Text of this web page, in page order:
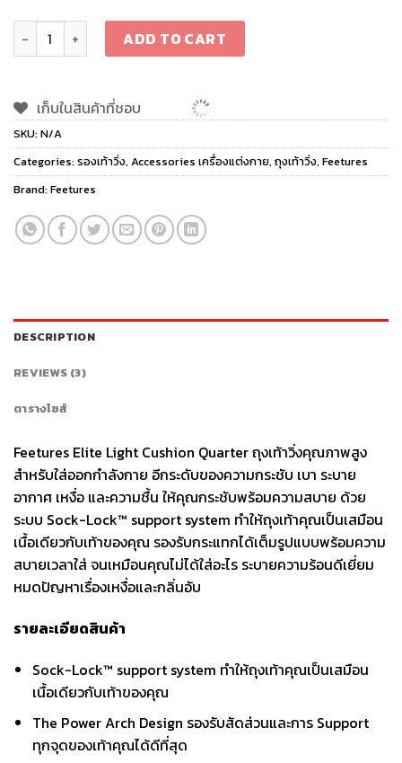
Feetures Elite Light Cushion Quarter quantity
ADD TO CART
เก็บในสินค้าที่ชอบ
SKU:N/A
Categories:รองเท้าวิ่ง, Accessories เครื่องแต่งกาย, ถุงเท้าวิ่ง, Feetures
Brand:Feetures
DESCRIPTION
REVIEWS (3)
ตารางไซส์
Feetures Elite Light Cushion Quarter ถุงเท้าวิ่งคุณภาพสูง
สำหรับใส่ออกกำลังกาย อีกระดับของความกระชับ เบา ระบาย
อากาศ เหงื่อ และความชื้น ให้คุณกระชับพร้อมความสบาย ด้วย
ระบบ Sock-Lock™ support system ทำให้ถุงเท้าคุณเป็นเสมือน
เนื้อเดียวกับเท้าของคุณ รองรับกระแทกได้เต็มรูปแบบพร้อมความ
สบายเวลาใส่ จนเหมือนคุณไม่ได้ใส่อะไร ระบายความร้อนดีเยี่ยม
หมดปัญหาเรื่องเหงื่อและกลิ่นอับ
รายละเอียดสินค้า
Sock-Lock™ support system ทำให้ถุงเท้าคุณเป็นเสมือน
เนื้อเดียวกับเท้าของคุณ
The Power Arch Design รองรับสัดส่วนและการ Support
ทุกจุดของเท้าคุณได้ดีที่สุด